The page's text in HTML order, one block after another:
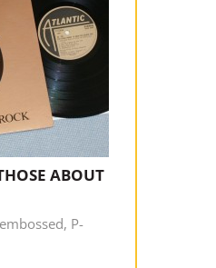
ABOUT
P-